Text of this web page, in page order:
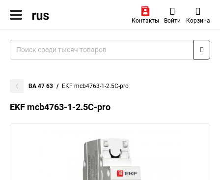
Контакты Войти Корзина
ВА 47 63 EKF mcb4763-1-2.5C-pro
EKF mcb4763-1-2.5C-pro